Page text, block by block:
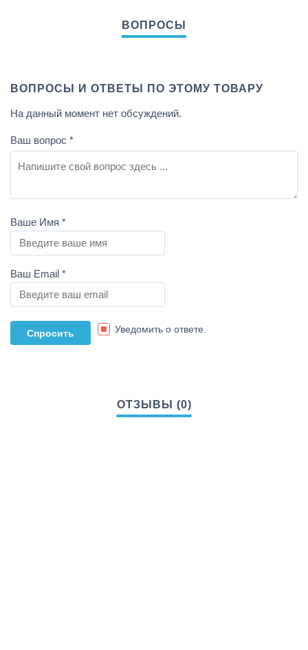
ВОПРОСЫ И ОТВЕТЫ ПО ЭТОМУ ТОВАРУ
На данный момент нет обсуждений.
Ваш вопрос *
Ваше Имя *
Ваш Email *
Уведомить о ответе.